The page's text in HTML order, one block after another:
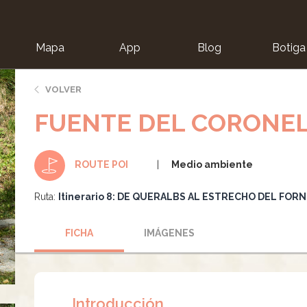
Mapa App Blog Botiga
VOLVER
FUENTE DEL
ROUTE POI Medio ambiente
Ruta: Itinerario 8: DE QUERALBS AL ESTRECHO DEL FORN
FICHA IMÁGENES